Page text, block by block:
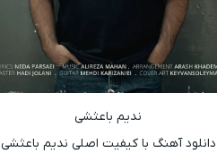
ندیم باعثشی
دانلود آهنگ با کیفیت اصلی ندیم باعثشی